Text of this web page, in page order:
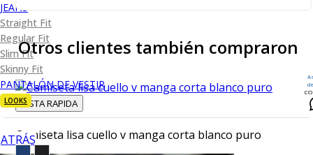
JEANS
Straight Fit
Regular Fit
Slim Fit
Skinny Fit
PANTALÓN DE VESTIR
LOOKS
ATRÁS
Otros clientes también compraron
VISTA RAPIDA
Camiseta lisa cuello v manga corta blanco puro
de